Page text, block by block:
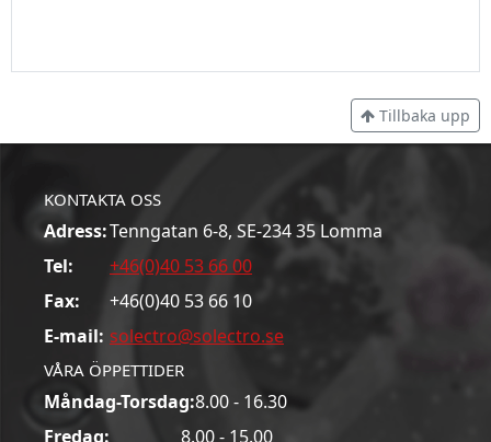
Tillbaka upp
KONTAKTA OSS
Adress:Tenngatan 6-8, SE-234 35 Lomma
Tel:
+46(0)40 53 66 00
Fax:
+46(0)40 53 66 10
E-mail: solectro@solectro.se
VÅRA ÖPPETTIDER
Måndag-Torsdag:8.00 - 16.30
Fredag:
8.00 - 15.00